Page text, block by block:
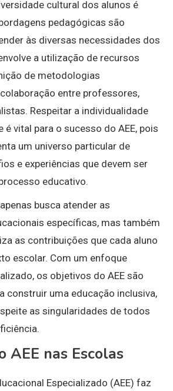
cultural dos alunos é
pedagógicas são
às diversas necessidades dos
a utilização de recursos
de metodologias
entre professores,
Respeitar a individualidade
é vital para o sucesso do AEE, pois
um universo particular de
e experiências que devem ser
educativo.
busca atender as
específicas, mas também
as contribuições que cada aluno
escolar. Com um enfoque
os objetivos do AEE são
construir uma educação inclusiva,
as singularidades de todos
AEE nas Escolas
Especializado (AEE) faz